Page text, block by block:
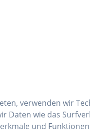
verwenden wir
Daten wie das
und